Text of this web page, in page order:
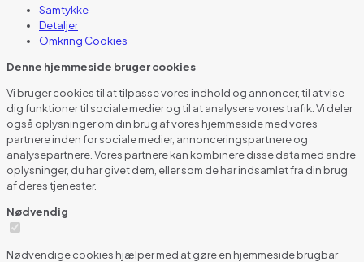
Samtykke
Detaljer
Omkring Cookies
Denne hjemmeside bruger cookies
Vi bruger cookies til at tilpasse vores indhold og annoncer, til at vise
dig funktioner til sociale medier og til at analysere vores trafik. Vi deler
også oplysninger om din brug af vores hjemmeside med vores
partnere inden for sociale medier, annonceringspartnere og
analysepartnere. Vores partnere kan kombinere disse data med andre
oplysninger, du har givet dem, eller som de har indsamlet fra din brug
af deres tjenester.
Nødvendig
Nødvendige cookies hjælper med at gøre en hjemmeside brugbar